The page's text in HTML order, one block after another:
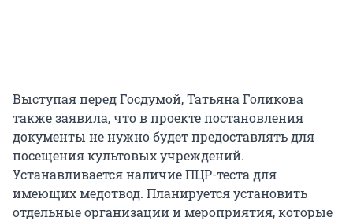
Выступая перед Госдумой, Татьяна Голикова
также заявила, что в проекте постановления
документы не нужно будет предоставлять для
посещения культовых учреждений.
Устанавливается наличие ПЦР-теста для
имеющих медотвод. Планируется установить
отдельные организации и мероприятия, которые